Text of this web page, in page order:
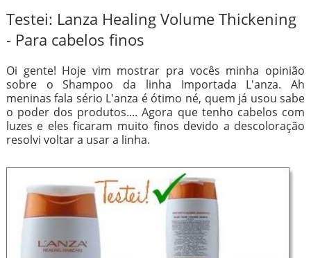
Testei: Lanza Healing Volume Thickening
- Para cabelos finos
Oi gente! Hoje vim mostrar pra vocês minha opinião
sobre o Shampoo da linha Importada L'anza. Ah
meninas fala sério L'anza é ótimo né, quem já usou sabe
o poder dos produtos.... Agora que tenho cabelos com
luzes e eles ficaram muito finos devido a descoloração
resolvi voltar a usar a linha.